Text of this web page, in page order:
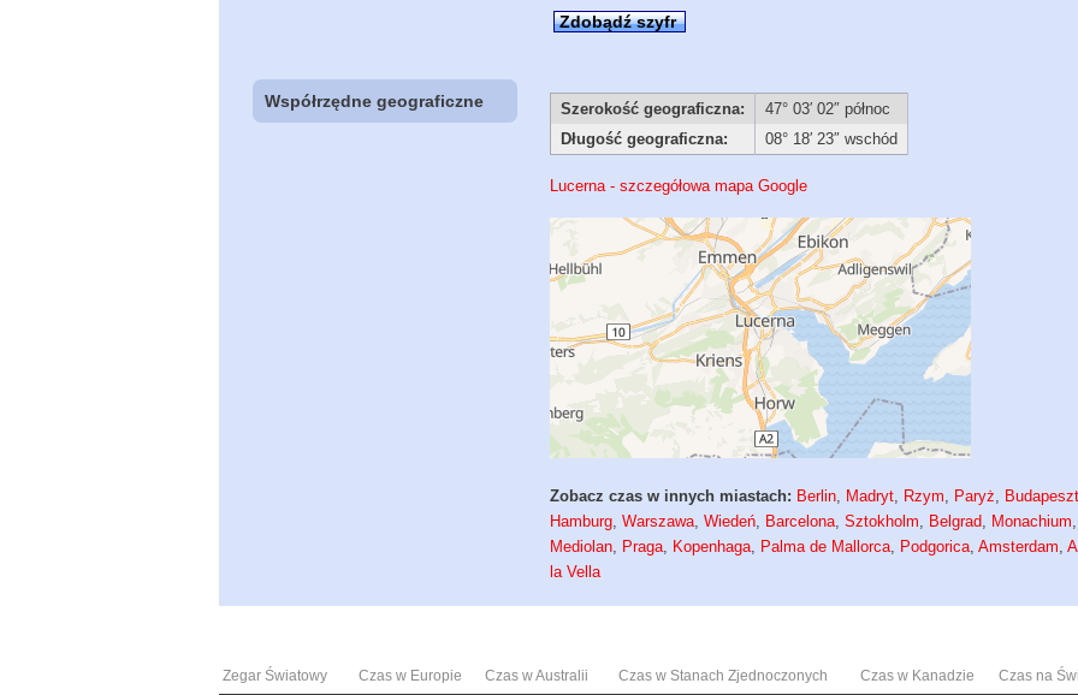
Zdobądź szyfr
Współrzędne geograficzne Szerokość geograficzna:
47° 03′ 02″ północ
Długość geograficzna:
08° 18′ 23″ wschód
Lucerna - szczegółowa mapa Google
Zobacz czas w innych miastach: Berlin, Madryt, Rzym, Paryż,
Hamburg,Warszawa,Wiedeń, Barcelona,Sztokholm, Belgrad, Monachium,
Mediolan, Praga, Kopenhaga, Palma de Mallorca, Podgorica,Amsterdam,
la Vella
Zegar Światowy Czas w Europie Czas w Australii Czas w Stanach Zjednoczonych Czas w Kanadzie Czas na